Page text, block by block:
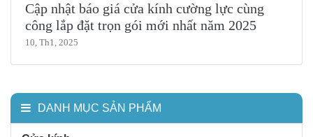
Cập nhật báo giá cửa kính cường lực cùng
công lắp đặt trọn gói mới nhất năm 2025
10, Th1, 2025
DANH MỤC SẢN PHẨM